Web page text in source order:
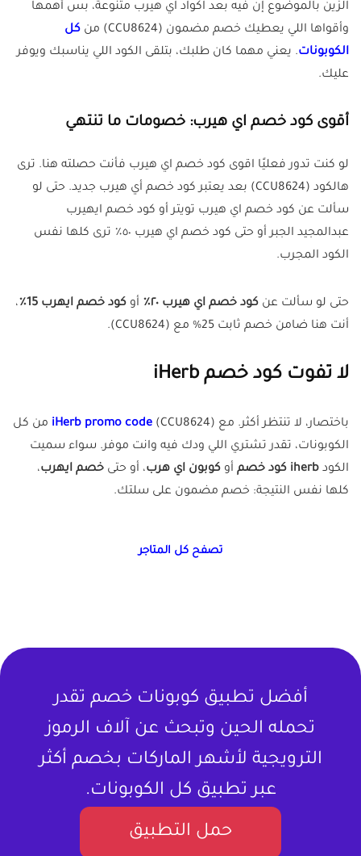
الزين بالموضوع إن فيه بعد اكواد اي هيرب متنوعة، بس أهمها
وأقواها اللي يعطيك خصم مضمون (CCU8624) من
كل
الكوبونات. يعني مهما كان طلبك، بتلقى الكود اللي يناسبك ويوفر
عليك.
أقوى كود خصم اي هيرب: خصومات ما تنتهي
لو كنت تدور فعليًا اقوى كود خصم اي هيرب فأنت حصلته هنا. ترى
هالكود (CCU8624) بعد يعتبر كود خصم أي هيرب جديد. حتى لو
سألت عن كود خصم اي هيرب تويتر أو كود خصم ايهيرب
عبدالمجيد الجبر أو حتى كود خصم اي هيرب ٥٠٪ ترى كلها نفس
الكود المجرب.
حتى لو سألت عن كود خصم اي هيرب ٢٠٪ أو كود خصم ايهرب 15٪
،
أنت هنا ضامن خصم ثابت 25% مع (CCU8624).
لا تفوت كود خصم iHerb
باختصار، لا تنتظر أكثر. مع iHerb promo code (CCU8624) من كل
الكوبونات، تقدر تشتري اللي ودك فيه وانت موفر. سواء سميت
الكود iherb كود خصم أو كوبون اي هرب، أو حتى خصم ايهرب،
كلها نفس النتيجة: خصم مضمون على سلتك.
تصفح كل المتاجر
أفضل تطبيق كوبونات خصم تقدر
تحمله الحين وتبحث عن آلاف الرموز
الترويجية لأشهر الماركات بخصم أكثر
عبر تطبيق كل الكوبونات.
حمل التطبيق